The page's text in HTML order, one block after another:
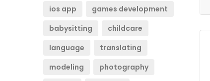
ios app
games development
babysitting
childcare
language
translating
modeling
photography